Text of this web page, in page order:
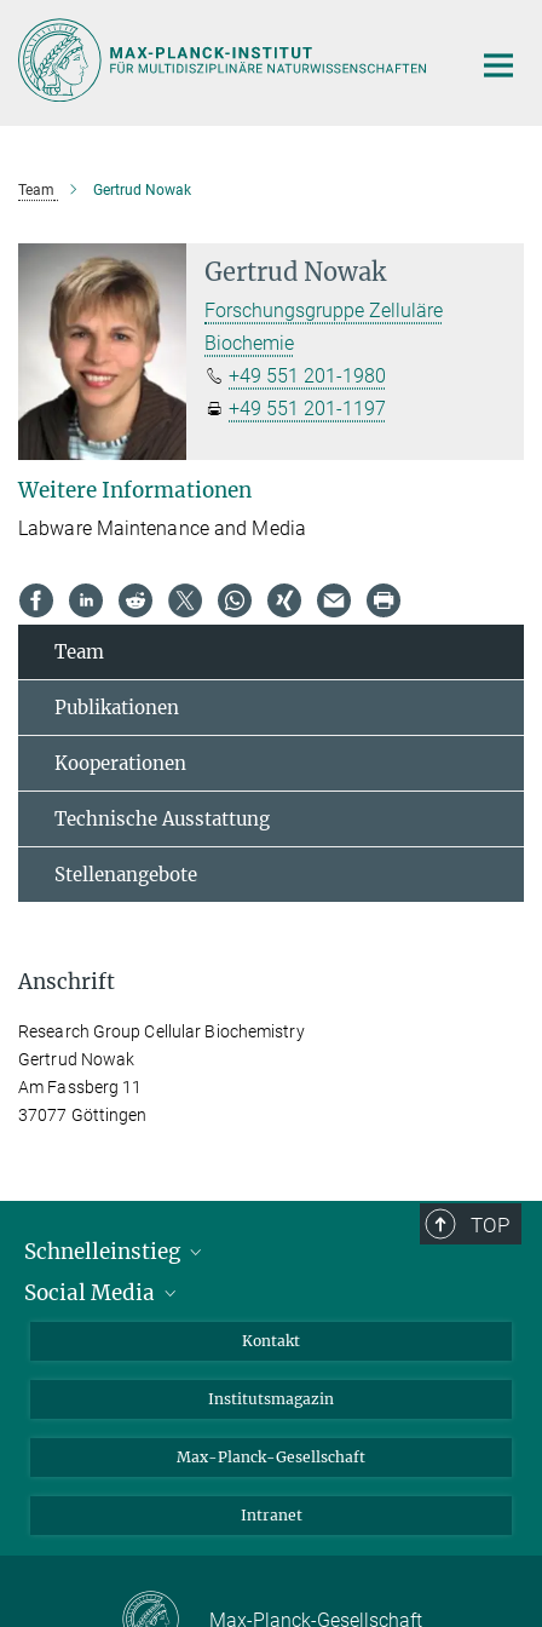
Hauptinhalt
Team Gertrud Nowak
Gertrud Nowak
Forschungsgruppe Zelluläre
Biochemie
+49 551 201-1980
+49 551 201-1197
Weitere Informationen
Labware Maintenance and Media
Team
Publikationen
Kooperationen
Technische Ausstattung
Stellenangebote
Anschrift
Research Group Cellular Biochemistry
Gertrud Nowak
Am Fassberg 11
37077 Göttingen
TOP
Schnelleinstieg
Alumni
Schulen
Studierende
Social Media
Facebook
YouTube
Kontakt
Institutsmagazin
Max-Planck-Gesellschaft
Intranet
Max-Planck-Gesellschaft